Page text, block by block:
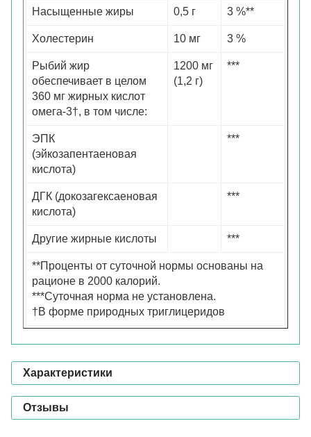
Насыщенные жиры 0,5 г 3 %**
Холестерин 10 мг 3 %
Рыбий жир
обеспечивает в целом
360 мг жирных кислот
омега-3†, в том числе:
1200 мг
(1,2 г)
***
ЭПК
(эйкозапентаеновая
кислота)
***
ДГК (докозагексаеновая
кислота)
***
Другие жирные кислоты ***
**Проценты от суточной нормы основаны на
рационе в 2000 калорий.
***Суточная норма не установлена.
†В форме природных триглицеридов
Характеристики
Отзывы